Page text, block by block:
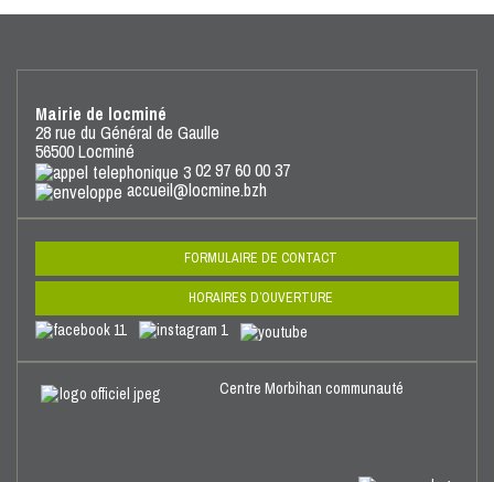
Mairie de locminé
28 rue du Général de Gaulle
56500 Locminé
02 97 60 00 37
FORMULAIRE DE CONTACT
HORAIRES D’OUVERTURE
Centre Morbihan communauté